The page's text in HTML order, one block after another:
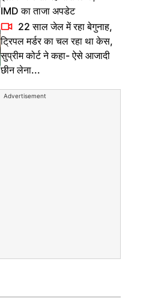
IMD का ताजा अपडेट
22 साल जेल में रहा बेगुनाह,
ट्रिपल मर्डर का चल रहा था केस,
सुप्रीम कोर्ट ने कहा- ऐसे आजादी
छीन लेना...
Advertisement